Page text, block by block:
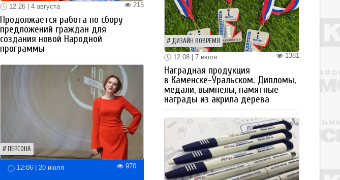
215
12:26 | 4 августа
Продолжается работа по сбору
предложений граждан для
создания новой Народной
программы
ПЕРСОНА
12:06 | 20 июля 970
ДИЗАЙН ВОВРЕМЯ
1381
12:08 | 7 июля
Наградная продукция
в Каменске-Уральском. Дипломы,
медали, вымпелы, памятные
награды из акрила дерева